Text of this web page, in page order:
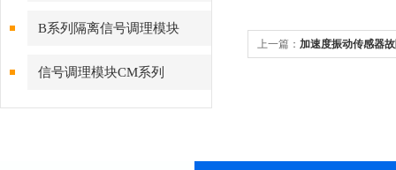
B系列隔离信号调理模块
信号调理模块CM系列
上一篇： 加速度振动传感器